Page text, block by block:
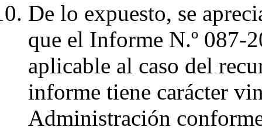
De lo expuesto, se
que el Informe N.º 087-
aplicable al caso del
informe tiene carácter
Administración